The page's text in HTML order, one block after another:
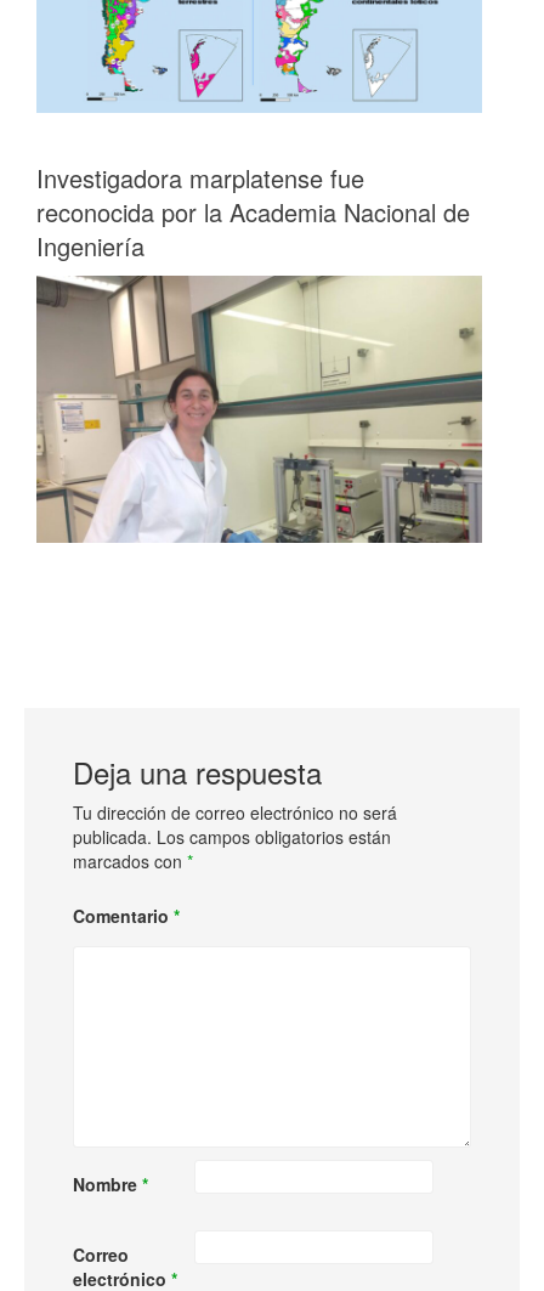
Investigadora marplatense fue
reconocida por la Academia Nacional de
Ingeniería
Deja una respuesta
Tu dirección de correo electrónico no será
publicada. Los campos obligatorios están
marcados con *
Comentario *
Nombre *
Correo
electrónico *